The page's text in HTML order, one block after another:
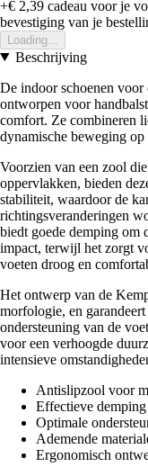
+€ 2,39 cadeau voor je
bevestiging van je
Loading...
Beschrijving
De indoor schoenen
ontworpen voor
comfort. Ze combineren
dynamische beweging op
Voorzien van een zool
oppervlakken, bieden
stabiliteit, waardoor de
richtingsveranderingen
biedt goede demping om
impact, terwijl het zorgt
voeten droog en
Het ontwerp van de
morfologie, en
ondersteuning van de
voor een verhoogde
intensieve
Antislipzool voor
Effectieve
Optimale
Ademende
Ergonomisch